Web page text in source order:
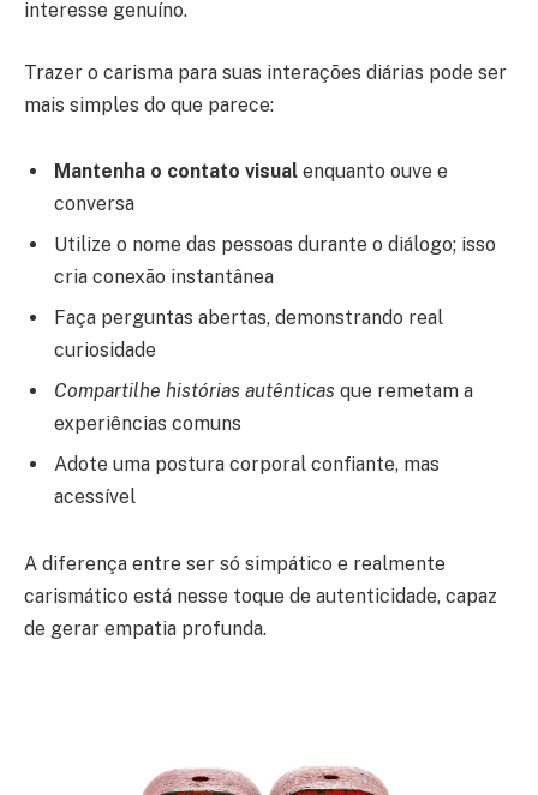
interesse genuíno.
Trazer o carisma para suas interações diárias pode ser
mais simples do que parece:
Mantenha o contato visual enquanto ouve e
conversa
Utilize o nome das pessoas durante o diálogo; isso
cria conexão instantânea
Faça perguntas abertas, demonstrando real
curiosidade
Compartilhe histórias autênticas que remetam a
experiências comuns
Adote uma postura corporal confiante, mas
acessível
A diferença entre ser só simpático e realmente
carismático está nesse toque de autenticidade, capaz
de gerar empatia profunda.